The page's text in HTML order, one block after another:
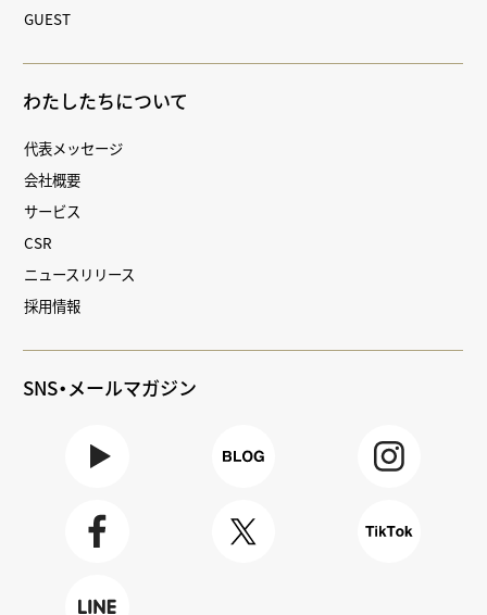
GUEST
わたしたちについて
代表メッセージ
会社概要
サービス
CSR
ニュースリリース
採用情報
SNS・メールマガジン